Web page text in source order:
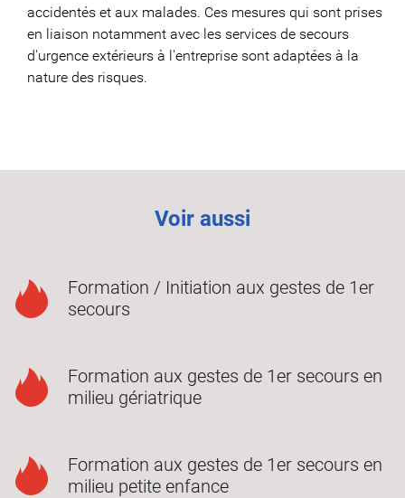
accidentés et aux malades. Ces mesures qui sont prises
en liaison notamment avec les services de secours
d'urgence extérieurs à l'entreprise sont adaptées à la
nature des risques.
Voir aussi
Formation / Initiation aux gestes de 1er
secours
Formation aux gestes de 1er secours en
milieu gériatrique
Formation aux gestes de 1er secours en
milieu petite enfance